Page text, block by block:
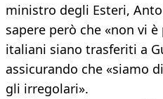
ministro degli Esteri,
sapere però che «non vi
italiani siano trasferiti a
assicurando che «siamo
gli irregolari».